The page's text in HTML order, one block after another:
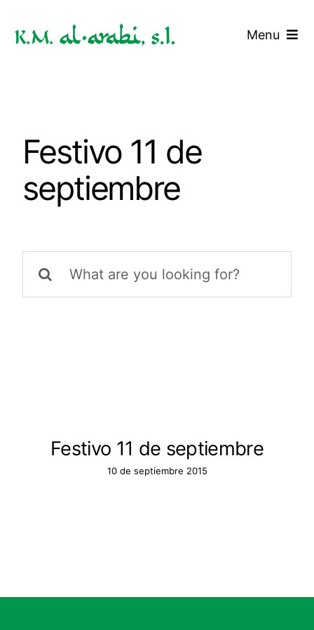
Menu
Tarifas
Blog
Festivo 11 de
septiembre
Festivo 11 de septiembre
10 de septiembre 2015